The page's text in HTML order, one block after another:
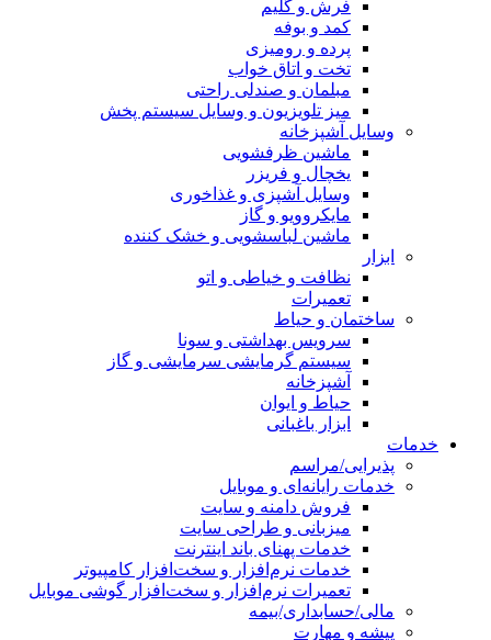
فرش و گلیم
کمد و بوفه
پرده و رومیزی
تخت و اتاق خواب
مبلمان و صندلی راحتی
میز تلویزیون و وسایل سیستم پخش
وسایل آشپزخانه
ماشین ظرفشویی
یخچال و فریزر
وسایل آشپزی و غذاخوری
مایکروویو و گاز
ماشین لباسشویی و خشک کننده
ابزار
نظافت و خیاطی و اتو
تعمیرات
ساختمان و حیاط
سرویس بهداشتی و سونا
سیستم گرمایشی سرمایشی و گاز
آشپزخانه
حیاط و ایوان
ابزار باغبانی
خدمات
پذیرایی/مراسم
خدمات رایانه‌ای و موبایل
فروش دامنه و سایت
میزبانی و طراحی سایت
خدمات پهنای باند اینترنت
خدمات نرم‌افزار و سخت‌افزار کامپیوتر
تعمیرات نرم‌افزار و سخت‌افزار گوشی موبایل
مالی/حسابداری/بیمه
پیشه و مهارت